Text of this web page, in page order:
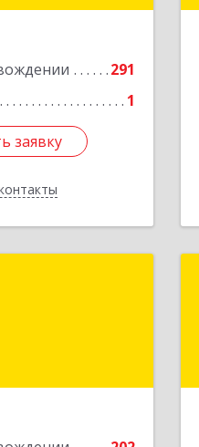
291
1
заявку
заявку
Респ,
ул, дом № 3,